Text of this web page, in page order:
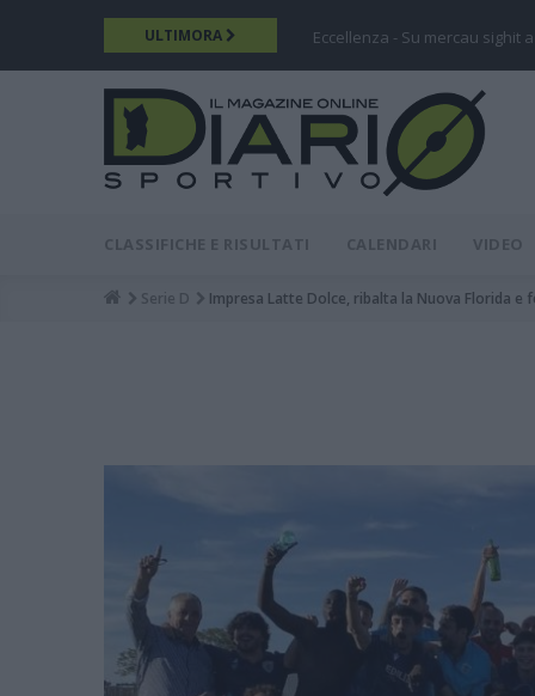
contenuto
ULTIMORA Eccellenza - Su mercau
MAIN
MENU
CLASSIFICHE E RISULTATI CALENDARI VIDEO
Breadcrumb
Serie D Impresa Latte Dolce, ribalta la Nuova Florida e